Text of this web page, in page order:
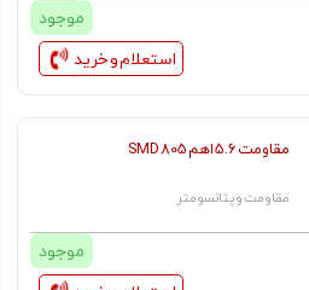
موجود
استعلام و خرید
مقاومت 5.6 اهم SMD 805
مقاومت و پتانسومتر
موجود